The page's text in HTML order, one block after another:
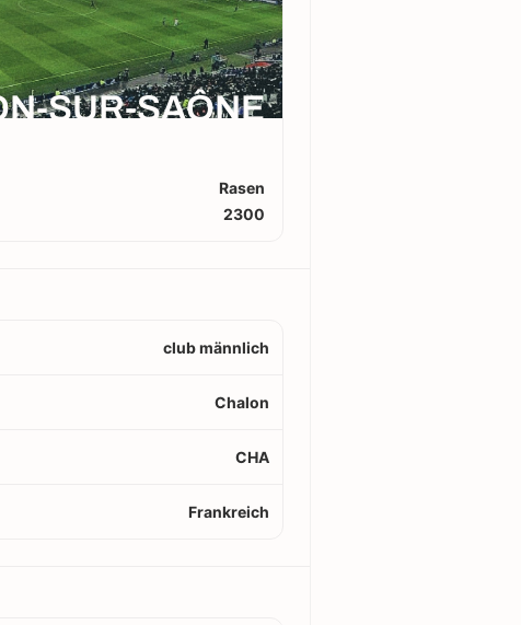
SUR-SAÔNE
Rasen
2300
club männlich
Chalon
CHA
Frankreich